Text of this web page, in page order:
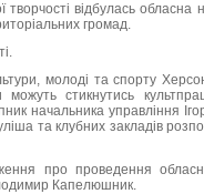
відбулась обласна
громад.
молоді та спорту
стикнутись
начальника управління
та клубних закладів
про проведення
Капелюшник.